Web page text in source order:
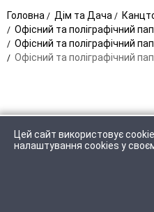
Головна Дім та Дача
Офісний та поліграфічний
Офісний та поліграфічний
Офісний та поліграфічний
Цей сайт використовує
налаштування cookies у
ЗАТЕЛЕФОНУВАТИ